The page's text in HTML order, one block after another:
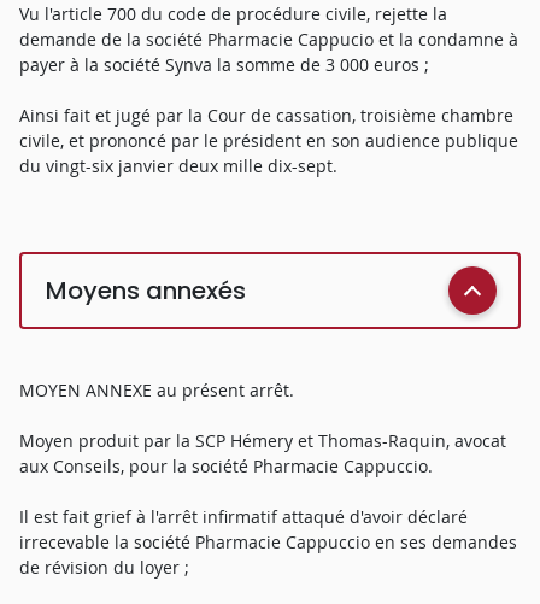
Vu l'article 700 du code de procédure civile, rejette la
demande de la société Pharmacie Cappucio et la condamne à
payer à la société Synva la somme de 3 000 euros ;
Ainsi fait et jugé par la Cour de cassation, troisième chambre
civile, et prononcé par le président en son audience publique
du vingt-six janvier deux mille dix-sept.
Moyens annexés
MOYEN ANNEXE au présent arrêt.
Moyen produit par la SCP Hémery et Thomas-Raquin, avocat
aux Conseils, pour la société Pharmacie Cappuccio.
Il est fait grief à l'arrêt infirmatif attaqué d'avoir déclaré
irrecevable la société Pharmacie Cappuccio en ses demandes
de révision du loyer ;